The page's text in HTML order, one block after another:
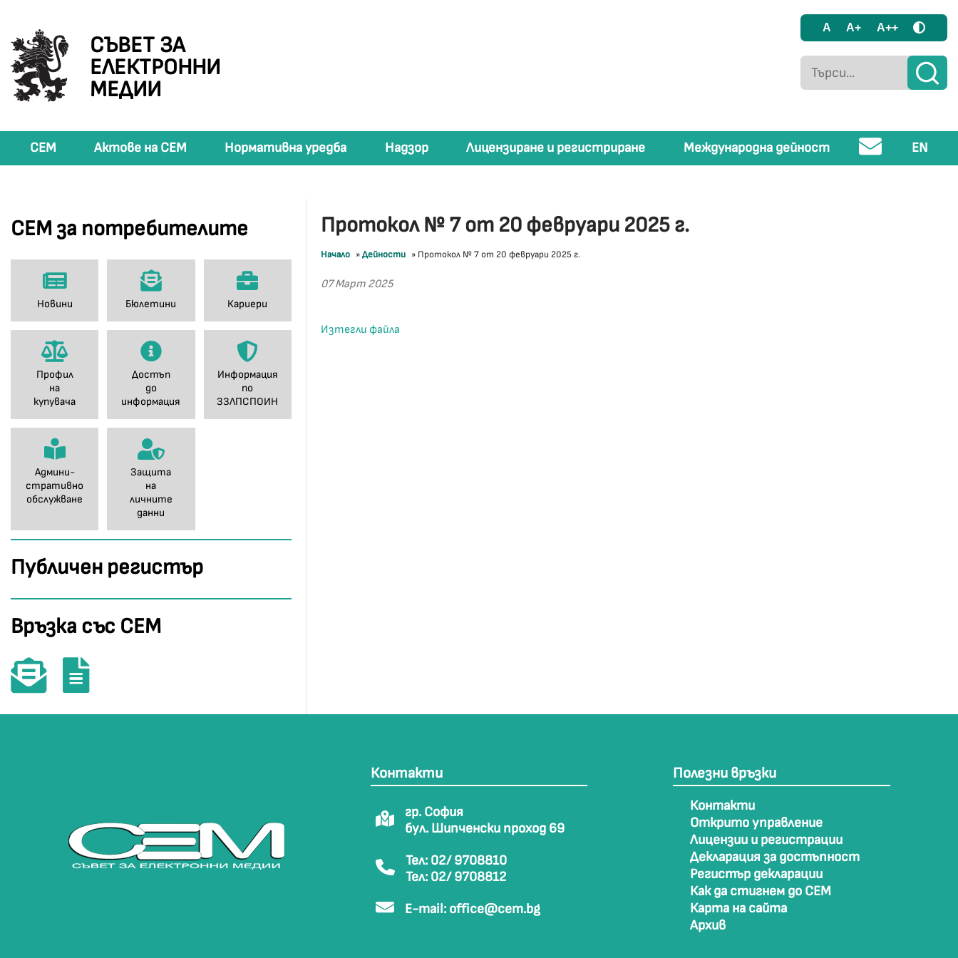
СЪВЕТ ЗА
ЕЛЕКТРОННИ
МЕДИИ
A A+ A++
СЕМ Актове на СЕМ Нормативна уредба Надзор Лицензиране и регистриране Международна дейност EN
СЕМ за потребителите
Новини Бюлетини Кариери
Профил
на
купувача
Достъп
до
информация
Информация
по
ЗЗЛПСПОИН
Админи-
стративно
обслужване
Защита
на
личните
данни
Публичен регистър
Връзка със СЕМ
Протокол № 7 от 20 февруари 2025 г.
Начало »Дейности » Протокол № 7 от 20 февруари 2025 г.
07 Март 2025
Изтегли файла
Контакти
гр. София
бул. Шипченски проход 69
Тел: 02/ 9708810
Тел: 02/ 9708812
E-mail: office@cem.bg
Полезни връзки
Контакти
Открито управление
Лицензии и регистрации
Декларация за достъпност
Регистър декларации
Как да стигнем до СЕМ
Карта на сайта
Архив